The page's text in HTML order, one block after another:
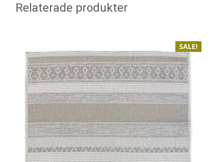
Relaterade produkter
SALE!